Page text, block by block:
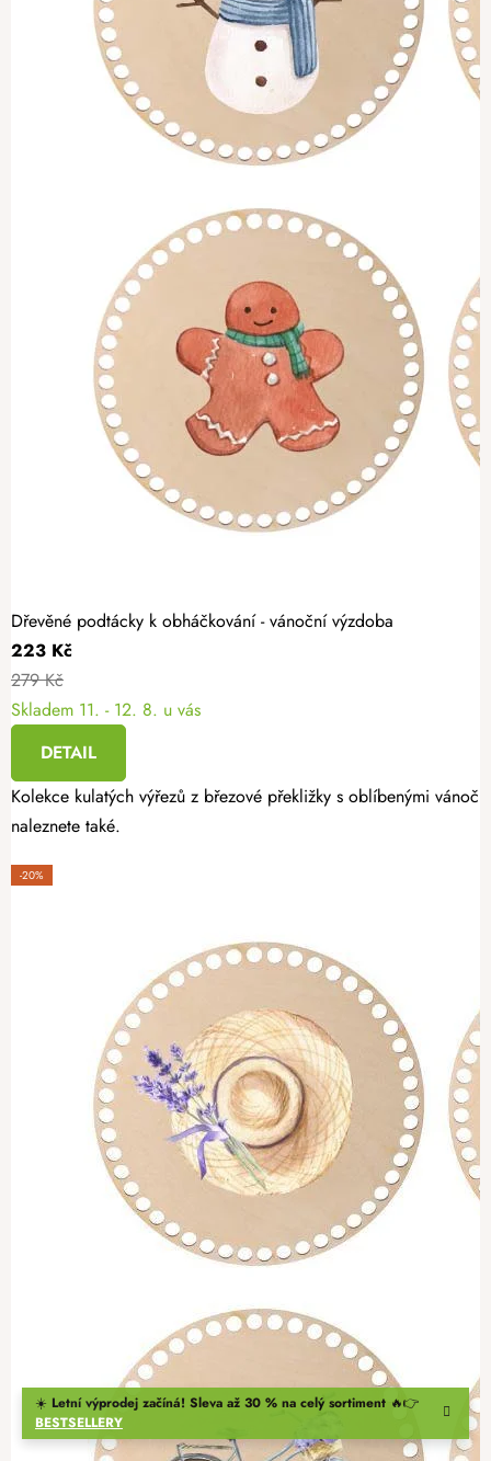
☀️ Letní výprodej začíná! Sleva až 30 % na celý sortiment 🔥👉
BESTSELLERY
Dřevěné podtácky k obháčkování - vánoční výzdoba
223 Kč
279 Kč
Skladem 11. - 12. 8. u vás
DETAIL
Kolekce kulatých výřezů z březové překližky s oblíbenými
naleznete také.
-20%